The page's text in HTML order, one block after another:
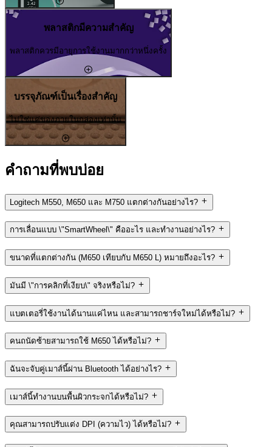
พลาสติกมีความสำคัญ
พลาสติกควรมีอายุการใช้งานมากกว่าหนึ่งครั้ง
บรรจุภัณฑ์เป็นเรื่องสำคัญ
ไม่ใช่แค่ของภายในกล่องเท่านั้น
คำถามที่พบบ่อย
Logitech M550, M650 และ M750 แตกต่างกันอย่างไร?
การเลื่อนแบบ \"SmartWheel\" คืออะไร และทำงานอย่างไร?
ขนาดที่แตกต่างกัน (M650 เทียบกับ M650 L) หมายถึงอะไร?
มันมี \"การคลิกที่เงียบ\" จริงหรือไม่?
แบตเตอรี่ใช้งานได้นานแค่ไหน และสามารถชาร์จใหม่ได้หรือไม่?
คนถนัดซ้ายสามารถใช้ M650 ได้หรือไม่?
ฉันจะจับคู่เมาส์นี้ผ่าน Bluetooth ได้อย่างไร?
เมาส์นี้ทำงานบนพื้นผิวกระจกได้หรือไม่?
คุณสามารถปรับแต่ง DPI (ความไว) ได้หรือไม่?